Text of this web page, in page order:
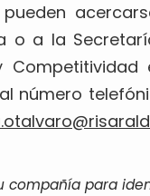
pueden
o a la
Competitividad
número
compañía para